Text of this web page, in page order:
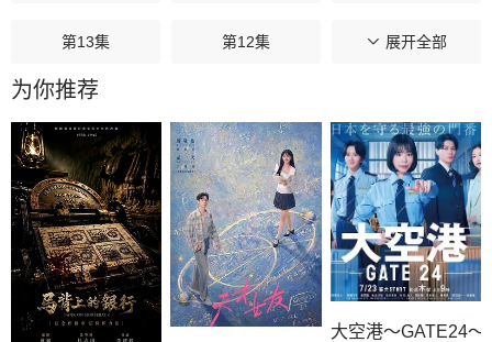
第13集 第12集 第11集
第10集
第07集 第06集 第05集
第04集 第03集 第02集
第01集
展开全部
为你推荐
大空港～GATE24～